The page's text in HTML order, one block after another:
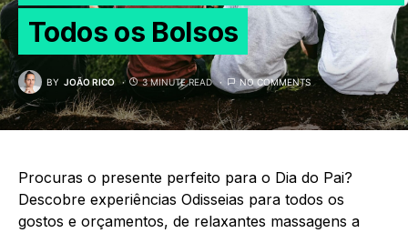
Todos os Bolsos
BY JOÃO RICO 3 MINUTE READ NO COMMENTS
Procuras o presente perfeito para o Dia do Pai?
Descobre experiências Odisseias para todos os
gostos e orçamentos, de relaxantes massagens a